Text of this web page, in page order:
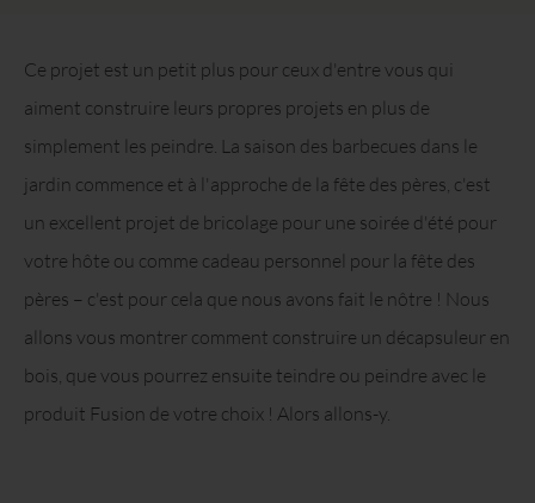
Ce projet est un petit plus pour ceux d'entre vous qui
aiment construire leurs propres projets en plus de
simplement les peindre. La saison des barbecues dans le
jardin commence et à l'approche de la fête des pères, c'est
un excellent projet de bricolage pour une soirée d'été pour
votre hôte ou comme cadeau personnel pour la fête des
pères – c'est pour cela que nous avons fait le nôtre ! Nous
allons vous montrer comment construire un décapsuleur en
bois, que vous pourrez ensuite teindre ou peindre avec le
produit Fusion de votre choix ! Alors allons-y.